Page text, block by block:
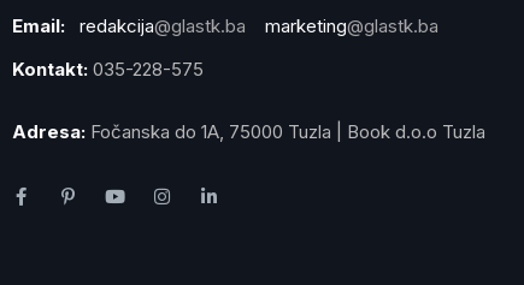
Email: redakcija@glastk.ba marketing@glastk.ba
Kontakt: 035-228-575
Adresa: Fočanska do 1A, 75000 Tuzla | Book d.o.o Tuzla